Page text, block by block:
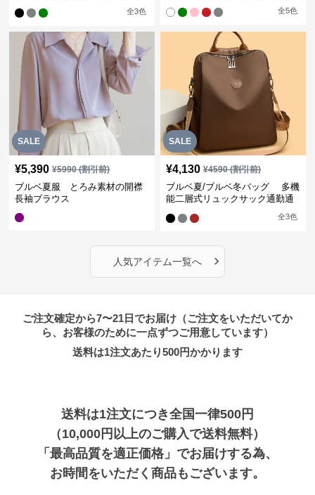
全3色 全5色
SALE
¥5,390 ¥5990(割引前)
ブルベ夏服 とろみ素材の開襟
長袖ブラウス
SALE
¥4,130 ¥4590(割引前)
ブルベ夏/ブルベ冬バッグ 多機
能二層式リュックサック通勤通
全3色
人気アイテム一覧へ ›
ご注文確定から7〜21日でお届け（ご注文をいただいてか
ら、お客様のために一点ずつご用意しています）
送料は1注文あたり500円かかります
送料は1注文につき全国一律500円
（10,000円以上のご購入で送料無料）
「最高品質を適正価格」でお届けする為、
お時間をいただく商品もございます。